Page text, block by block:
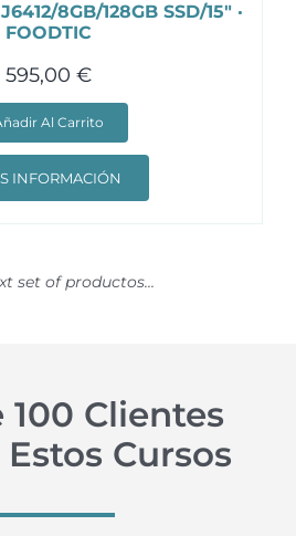
8GB/128GB SSD/15″ ·
FOODTIC
595,00 €
Al Carrito
INFORMACIÓN